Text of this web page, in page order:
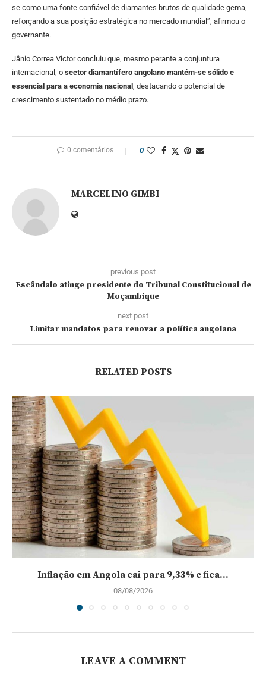
se como uma fonte confiável de diamantes brutos de qualidade gema,
reforçando a sua posição estratégica no mercado mundial”, afirmou o
governante.
Jânio Correa Victor concluiu que, mesmo perante a conjuntura
internacional, o sector diamantífero angolano mantém-se sólido e
essencial para a economia nacional , destacando o potencial de
crescimento sustentado no médio prazo.
0 comentários 0
MARCELINO GIMBI
previous post
Escândalo atinge presidente do Tribunal Constitucional de
Moçambique
next post
Limitar mandatos para renovar a política angolana
RELATED POSTS
Inflação em Angola cai para 9,33% e fica...
08/08/2026
LEAVE A COMMENT